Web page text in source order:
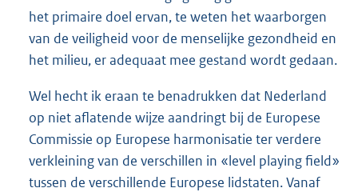
het primaire doel ervan, te weten het waarborgen
van de veiligheid voor de menselijke gezondheid en
het milieu, er adequaat mee gestand wordt gedaan.
Wel hecht ik eraan te benadrukken dat Nederland
op niet aflatende wijze aandringt bij de Europese
Commissie op Europese harmonisatie ter verdere
verkleining van de verschillen in «level playing field»
tussen de verschillende Europese lidstaten. Vanaf